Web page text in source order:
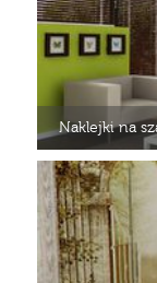
Naklejki na